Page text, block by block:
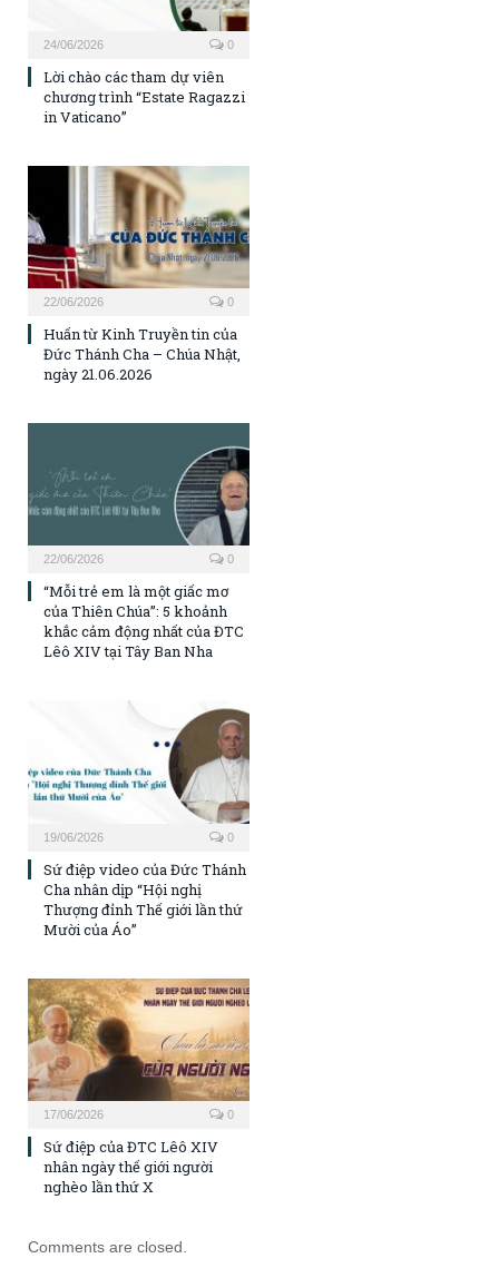
24/06/2026 0
Lời chào các tham dự viên
chương trình “Estate Ragazzi
in Vaticano”
22/06/2026 0
Huấn từ Kinh Truyền tin của
Đức Thánh Cha – Chúa Nhật,
ngày 21.06.2026
22/06/2026 0
“Mỗi trẻ em là một giấc mơ
của Thiên Chúa”: 5 khoảnh
khắc cảm động nhất của ĐTC
Lêô XIV tại Tây Ban Nha
19/06/2026 0
Sứ điệp video của Đức Thánh
Cha nhân dịp “Hội nghị
Thượng đỉnh Thế giới lần thứ
Mười của Áo”
17/06/2026 0
Sứ điệp của ĐTC Lêô XIV
nhân ngày thế giới người
nghèo lần thứ X
Comments are closed.